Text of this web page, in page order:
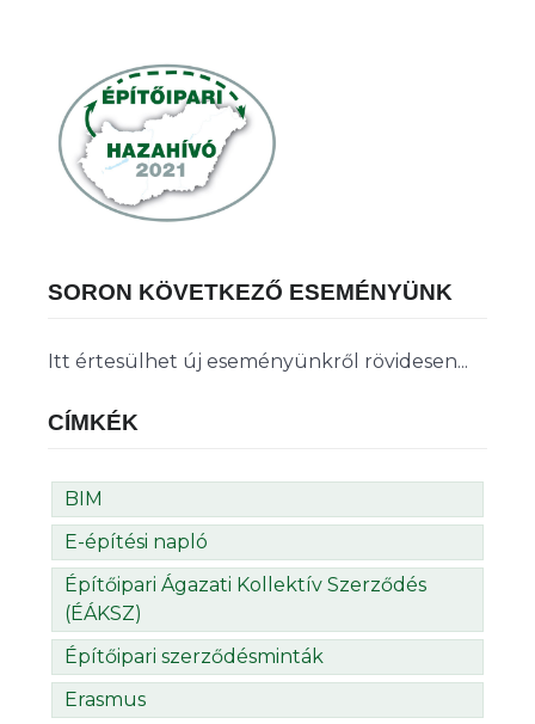
SORON KÖVETKEZŐ ESEMÉNYÜNK
Itt értesülhet új eseményünkről rövidesen...
CÍMKÉK
BIM
E-építési napló
Építőipari Ágazati Kollektív Szerződés
(ÉÁKSZ)
Építőipari szerződésminták
Erasmus